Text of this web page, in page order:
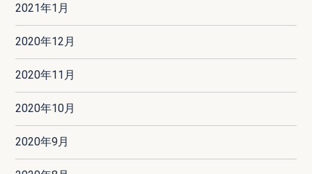
2021年1月
2020年12月
2020年11月
2020年10月
2020年9月